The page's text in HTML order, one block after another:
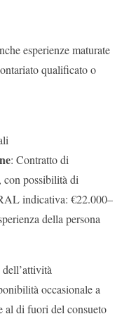
esperienze maturate
qualificato o
: Contratto di
con possibilità di
indicativa: €22.000–
della persona
occasionale a
al di fuori del consueto